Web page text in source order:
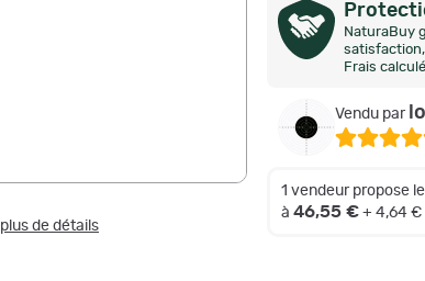
plus de détails
NaturaBuy
Frais
Vendu par
1 vendeur propose
à 46,55 € + 4,64 €